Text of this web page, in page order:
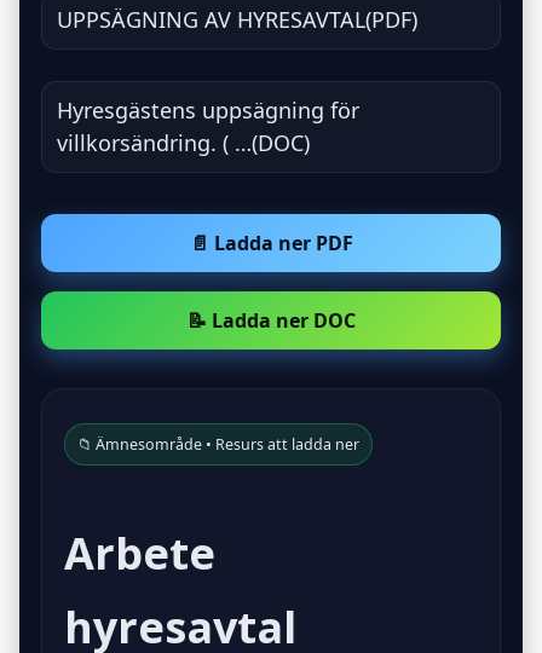
UPPSÄGNING AV HYRESAVTAL(PDF)
Hyresgästens uppsägning för
villkorsändring. ( …(DOC)
📄 Ladda ner PDF
📝 Ladda ner DOC
📁 Ämnesområde • Resurs att ladda ner
Arbete
hyresavtal